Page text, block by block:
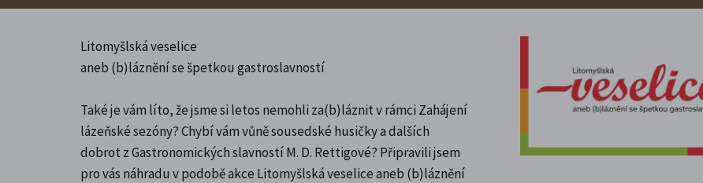
Litomyšlská veselice
aneb (b)láznění se špetkou gastroslavností
Také je vám líto, že jsme si letos nemohli za(b)láznit v rámci Zahájení
lázeňské sezóny? Chybí vám vůně sousedské husičky a dalších
dobrot z Gastronomických slavností M. D. Rettigové? Připravili jsem
pro vás náhradu v podobě akce Litomyšlská veselice aneb (b)láznění